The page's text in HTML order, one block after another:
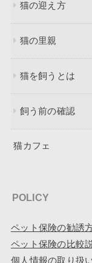
猫の迎え方
猫の里親
猫を飼うとは
飼う前の確認
猫カフェ
POLICY
ペット保険の勧誘
ペット保険の比較
個人情報の取り扱